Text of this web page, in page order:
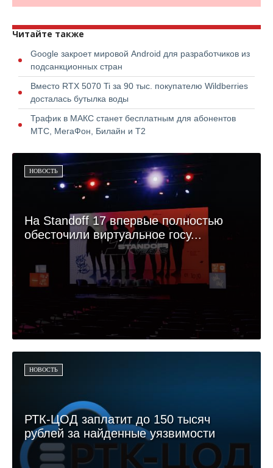
Читайте также
Google закроет мировой Android для разработчиков из
подсанкционных стран
Вместо RTX 5070 Ti за 90 тыс. покупателю Wildberries
досталась бутылка воды
Трафик в МАКС станет бесплатным для абонентов
МТС, МегаФон, Билайн и Т2
НОВОСТЬ
На Standoff 17 впервые полностью
обесточили виртуальное госу...
НОВОСТЬ
РТК-ЦОД заплатит до 150 тысяч
рублей за найденные уязвимости